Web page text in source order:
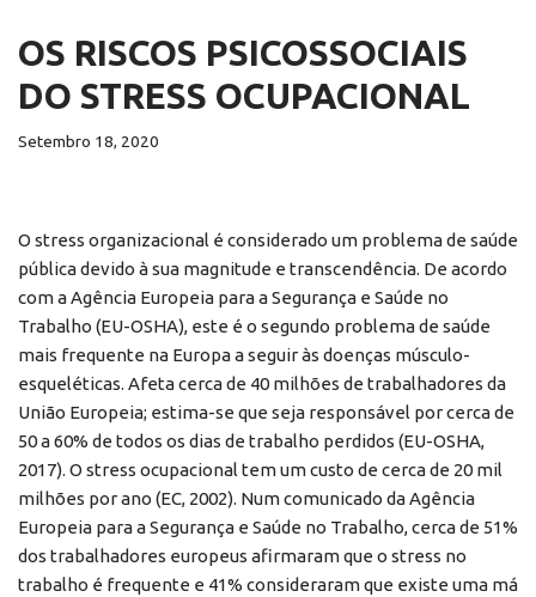
OS RISCOS PSICOSSOCIAIS
DO STRESS OCUPACIONAL
Setembro 18, 2020
O stress organizacional é considerado um problema de saúde
pública devido à sua magnitude e transcendência. De acordo
com a Agência Europeia para a Segurança e Saúde no
Trabalho (EU-OSHA), este é o segundo problema de saúde
mais frequente na Europa a seguir às doenças músculo-
esqueléticas. Afeta cerca de 40 milhões de trabalhadores da
União Europeia; estima-se que seja responsável por cerca de
50 a 60% de todos os dias de trabalho perdidos (EU-OSHA,
2017). O stress ocupacional tem um custo de cerca de 20 mil
milhões por ano (EC, 2002). Num comunicado da Agência
Europeia para a Segurança e Saúde no Trabalho, cerca de 51%
dos trabalhadores europeus afirmaram que o stress no
trabalho é frequente e 41% consideraram que existe uma má